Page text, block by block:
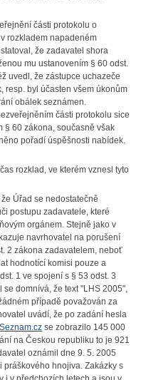
části protokolu o
rozkladem napadeném
že zadavatel shora
mu ustanovením § 60 odst.
uvedl, že zástupce uchazeče
resp. byl účasten všem úkonům
obálek seznámen.
části protokolu sice
§ 60 zákona, současně však
pořadí úspěšnosti nabídek.
rozklad, ve kterém vznesl tyto
Úřad se nedostatečně
postupu zadavatele, které
orgánem. Stejně jako v
navrhovatel na porušení
2 zákona zadavatelem, neboť
hodnotící komisi pouze a
1 ve spojení s § 53 odst. 3
se domnívá, že text "LHS 2005",
případě považován za
uvádí, že po zadání hesla
Seznam.cz se zobrazilo 145 000
na Českou republiku to je 921
oznámil dne 9. 5. 2005
hnojiva. Zakázky s